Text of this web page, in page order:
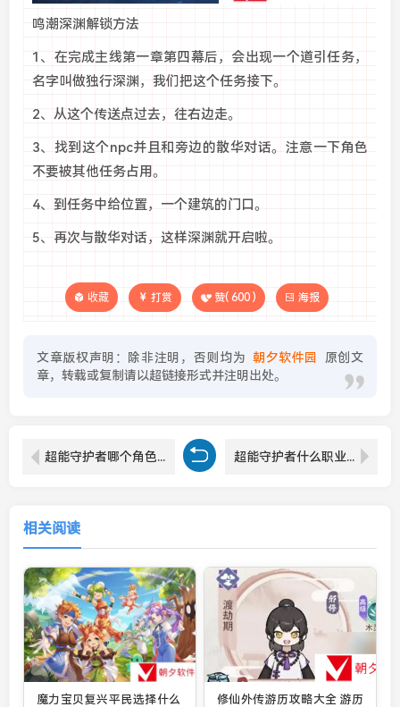
鸣潮深渊解锁方法
1、在完成主线第一章第四幕后，会出现一个道引任务，
名字叫做独行深渊，我们把这个任务接下。
2、从这个传送点过去，往右边走。
3、找到这个npc并且和旁边的散华对话。注意一下角色
不要被其他任务占用。
4、到任务中给位置，一个建筑的门口。
5、再次与散华对话，这样深渊就开启啦。
收藏 打赏 赞( 600 ) 海报
文章版权声明：除非注明，否则均为 朝夕软件园
原创文
章，转载或复制请以超链接形式并注明出处。
超能守护者哪个角色厉害 超能守护者角色推荐 超能守护者什么职业好 超能守护者职业推荐
相关阅读
魔力宝贝复兴平民选择什么
修仙外传游历攻略大全 游历